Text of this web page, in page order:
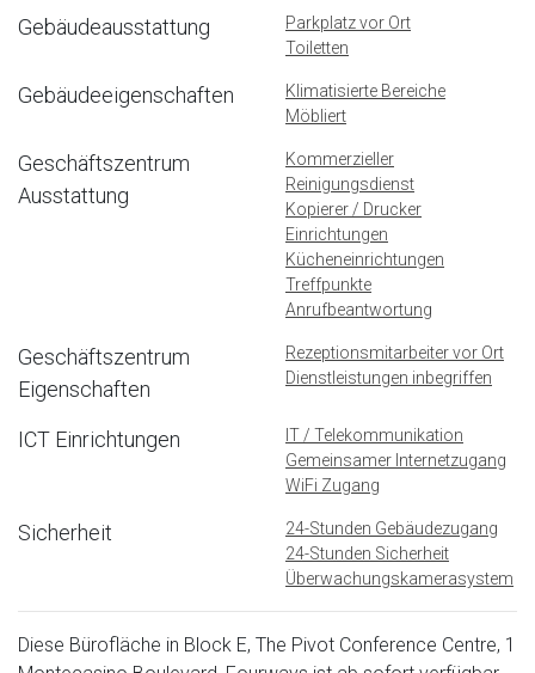
Gebäudeausstattung
Parkplatz vor Ort
Toiletten
Gebäudeeigenschaften
Klimatisierte Bereiche
Möbliert
Geschäftszentrum
Ausstattung
Kommerzieller
Reinigungsdienst
Kopierer / Drucker
Einrichtungen
Kücheneinrichtungen
Treffpunkte
Anrufbeantwortung
Geschäftszentrum
Eigenschaften
Rezeptionsmitarbeiter vor Ort
Dienstleistungen inbegriffen
ICT Einrichtungen
IT / Telekommunikation
Gemeinsamer Internetzugang
WiFi Zugang
Sicherheit
24-Stunden Gebäudezugang
24-Stunden Sicherheit
Überwachungskamerasystem
Diese Bürofläche in Block E, The Pivot Conference Centre, 1